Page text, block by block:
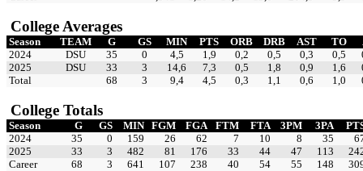
College Averages
Season TEAM G GS MIN PTS ORB DRB AST TO
2024
DSU 35 0 4,5 1,9 0,2 0,5 0,3 0,5
2025
DSU 33 3 14,6 7,3 0,5 1,8 0,9 1,6
Total
68 3 9,4 4,5 0,3 1,1 0,6 1,0
College Totals
Season G GS MIN FGM FGA FTM FTA 3PM 3PA
2024
35 0 159 26 62 7 10 8 35
2025
33 3 482 81 176 33 44 47 113
Career
68 3 641 107 238 40 54 55 148